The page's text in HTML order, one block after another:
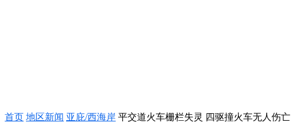
首页 地区新闻 亚庇/西海岸 平交道火车栅栏失灵 四驱撞火车无人伤亡